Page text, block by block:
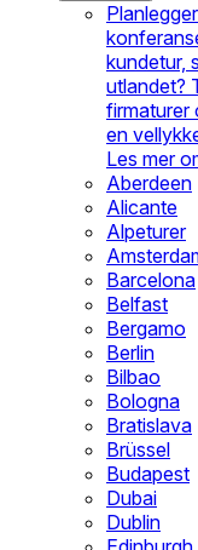
kundetur,
utlandet?
firmaturer
en
Les mer
Aberdeen
Alicante
Alpeturer
Barcelona
Belfast
Bergamo
Berlin
Bilbao
Bologna
Bratislava
Brüssel
Budapest
Dubai
Dublin